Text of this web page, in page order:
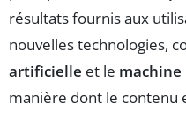
résultats fournis aux
nouvelles technologies,
artificielle et le
manière dont le contenu